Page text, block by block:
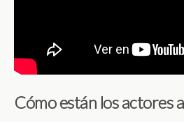
Cómo están los actores